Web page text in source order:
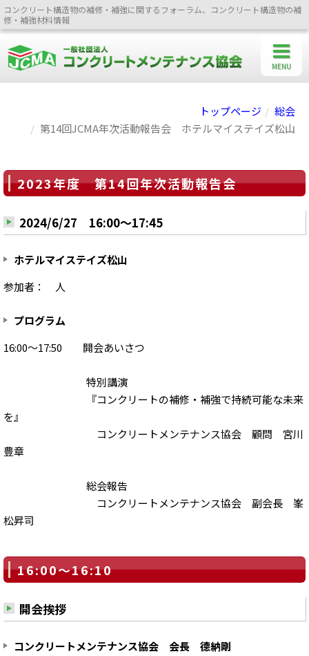
コンクリート構造物の補修・補強に関するフォーラム、コンクリート構造物の補
修・補強材料情報
トップページ
総会
第14回JCMA年次活動報告会 ホテルマイステイズ松山
2023年度 第14回年次活動報告会
2024/6/27 16:00～17:45
ホテルマイステイズ松山
参加者： 人
プログラム
16:00～17:50 開会あいさつ
特別講演
『コンクリートの補修・補強で持続可能な未来
を』
コンクリートメンテナンス協会 顧問 宮川
豊章
総会報告
コンクリートメンテナンス協会 副会長 峯
松昇司
16:00～16:10
開会挨拶
コンクリートメンテナンス協会 会長 德納剛
MENU